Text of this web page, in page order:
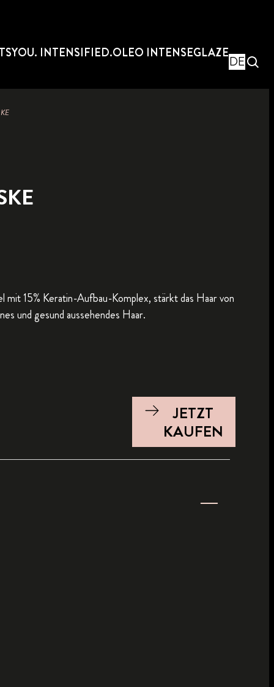
YOU. INTENSIFIED.OLEO INTENSEGLAZE
DE
mit 15% Keratin-Aufbau-Komplex, stärkt das Haar von
und gesund aussehendes Haar.
JETZT
KAUFEN